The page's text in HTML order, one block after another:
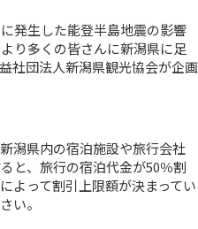
発生した能登半島地震の影響
り多くの皆さんに新潟県に足
社団法人新潟県観光協会が企画
潟県内の宿泊施設や旅行会社
と、旅行の宿泊代金が50％割
よって割引上限額が決まってい
い。